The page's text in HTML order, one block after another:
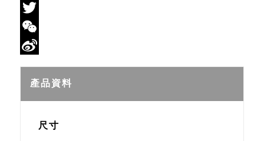
Facebook
Twitter
WeChat
Weibo
產品資料
尺寸